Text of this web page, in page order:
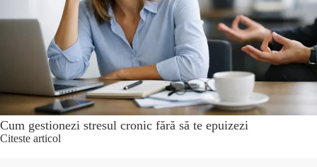
Cum gestionezi stresul cronic fără să te epuizezi
Citeste articol